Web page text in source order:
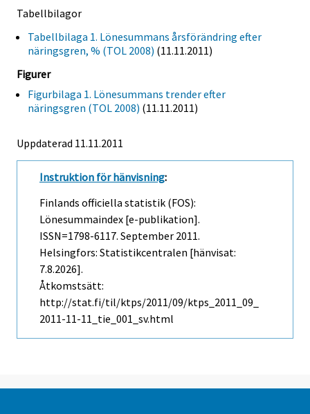
Tabellbilagor
Tabellbilaga 1. Lönesummans årsförändring efter
näringsgren, % (TOL 2008) (11.11.2011)
Figurer
Figurbilaga 1. Lönesummans trender efter
näringsgren (TOL 2008) (11.11.2011)
Uppdaterad 11.11.2011
Instruktion för hänvisning:
Finlands officiella statistik (FOS):
Lönesummaindex [e-publikation].
ISSN=1798-6117. September 2011.
Helsingfors: Statistikcentralen [hänvisat:
7.8.2026].
Åtkomstsätt:
http://stat.fi/til/ktps/2011/09/ktps_2011_09_
2011-11-11_tie_001_sv.html